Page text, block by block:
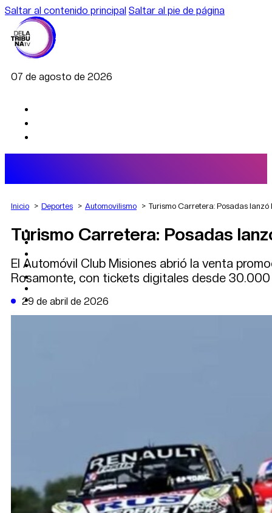
Saltar al contenido principal Saltar al pie de página
07 de agosto de 2026
AGRO
DEPORTES
POLÍTICA
CAMBIO CLIMÁTICO
DE LA TRIBUNA TV
Inicio Deportes Automovilismo Turismo Carretera: Posadas lanzó
Turismo Carretera: Posadas
El Automóvil Club Misiones abrió la venta
Rosamonte, con tickets digitales desde 30.000
29 de abril de 2026